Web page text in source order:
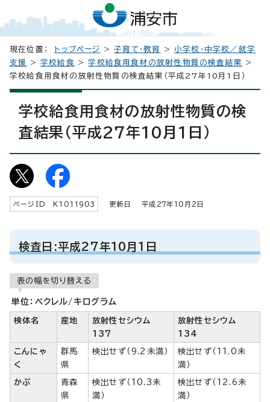
現在位置： トップページ >子育て・教育 >小学校・中学校／就学
支援
>学校給食 >学校給食用食材の放射性物質の検査結果
>
学校給食用食材の放射性物質の検査結果（平成27年10月1日）
学校給食用食材の放射性物質の検
査結果（平成27年10月1日）
ページID K 1011903 更新日 平成 27年10 月2日
検査日:平成27年10月1日
表の幅を切り替える
単位：ベクレル/キログラム
検体名 産地
放射性セシウム
137
放射性セシウム
134
こんにゃ
く
群馬
県
検出せず（9.2未満）
検出せず（11.0未
満）
かぶ
青森
県
検出せず（10.3未
満）
検出せず（12.6未
満）